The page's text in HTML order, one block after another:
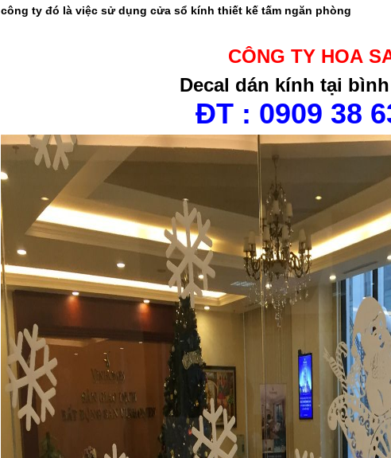
công ty đó là việc sử dụng cửa sổ kính thiết kế tấm ngăn phòng
CÔNG TY HOA
Decal dán kính tại
ĐT : 0909 38